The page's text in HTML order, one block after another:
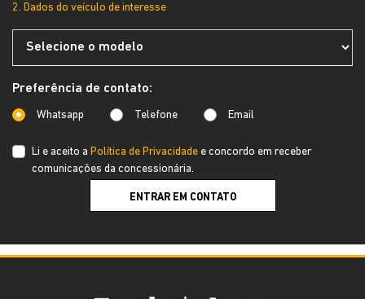
2. Dados do veículo de interesse
Preferência de contato:
Whatsapp Telefone Email
Li e aceito a Política de Privacidade e concordo em receber
comunicações da concessionária.
ENTRAR EM CONTATO